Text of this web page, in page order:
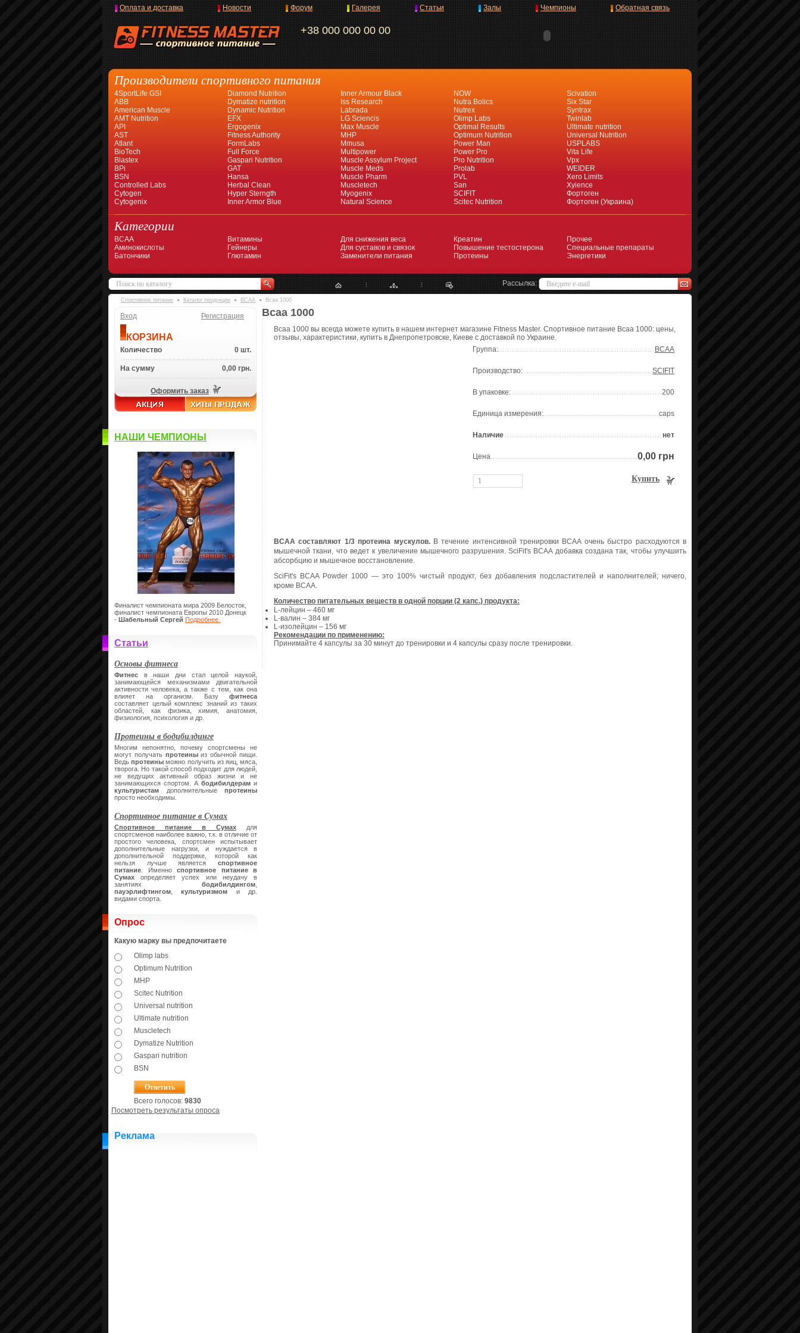
+38 000 000 00 00
Оплата и доставка Новости Форум Галерея Статьи Залы Чемпионы Обратная связь
Производители спортивного питания
4SportLife GSI
ABB
American Muscle
AMT Nutrition
API
AST
Atlant
BioTech
Blastex
BPi
BSN
Controlled Labs
Cytogen
Cytogenix
Diamond Nutrition
Dymatize nutrition
Dynamic Nutrition
EFX
Ergogenix
Fitness Authority
FormLabs
Full Force
Gaspari Nutrition
GAT
Hansa
Herbal Clean
Hyper Sterngth
Inner Armor Blue
Inner Armour Black
Iss Research
Labrada
LG Sciencis
Max Muscle
MHP
Mmusa
Multipower
Muscle Assylum Project
Muscle Meds
Muscle Pharm
Muscletech
Myogenix
Natural Science
NOW
Nutra Bolics
Nutrex
Olimp Labs
Optimal Results
Optimum Nutrition
Power Man
Power Pro
Pro Nutrition
Prolab
PVL
San
SCIFIT
Scitec Nutrition
Scivation
Six Star
Syntrax
Twinlab
Ultimate nutrition
Universal Nutrition
USPLABS
Vita Life
Vpx
WEIDER
Xero Limits
Xyience
Фортоген
Фортоген (Украина)
Категории
BCAA
Аминокислоты
Батончики
Витамины
Гейнеры
Глютамин
Для снижения веса
Для суставов и связок
Заменители питания
Креатин
Повышение тестостерона
Протеины
Прочее
Специальные препараты
Энергетики
Рассылка:
Спортивное питание Каталог продукции BCAA Bcaa 1000
Вход Регистрация
КОРЗИНА
Количество 0 шт.
На сумму 0,00 грн.
Оформить заказ
НАШИ ЧЕМПИОНЫ
Финалист чемпионата мира 2009 Белосток,
финалист чемпионата Европы 2010 Донецк
- Шабельный Сергей Подробнее.
Статьи
Основы фитнеса
Фитнес в наши дни стал целой наукой,
занимающейся механизмами двигательной
активности человека, а также с тем, как она
влияет на организм. Базу фитнеса
составляет целый комплекс знаний из таких
областей, как физика, химия, анатомия,
физиология, психология и др.
Протеины в бодибилдинге
Многим непонятно, почему спортсмены не
могут получать протеиныиз обычной пищи.
Ведьпротеины можно получить из яиц, мяса,
творога. Но такой способ подходит для людей,
не ведущих активный образ жизни и не
занимающихся спортом. А бодибилдерам и
культуристам дополнительные протеины
просто необходимы.
Спортивное питание в Сумах
Спортивное питание в Сумах для
спортсменов наиболее важно, т.к. в отличие от
простого человека, спортсмен испытывает
дополнительные нагрузки, и нуждается в
дополнительной поддержке, которой как
нельзя лучше является спортивное
питание . Именно спортивное питание в
Сумах определяет успех или неудачу в
занятиях бодибилдингом
пауэрлифтингом ,культуризмом и др.
видами спорта.
Опрос
Какую марку вы предпочитаете
Olimp labs
Optimum Nutrition
MHP
Scitec Nutrition
Universal nutrition
Ultimate nutrition
Muscletech
Dymatize Nutrition
Gaspari nutrition
BSN
Всего голосов: 9830
Посмотреть результаты опроса
Реклама
Bcaa 1000
Bcaa 1000 вы всегда можете купить в нашем интернет магазине Fitness Master. Спортивное питание Bcaa 1000: цены,
отзывы, характеристики, купить в Днепропетровске, Киеве с доставкой по Украине.
Группа:
BCAA
Производство: SCIFIT
В упаковке: 200
Единица измерения: caps
Наличие нет
Цена 0,00 грн
Купить
BCAA составляют 1/3 протеина мускулов.В течение интенсивной тренировки BCAA очень быстро расходуются в
мышечной ткани, что ведет к увеличение мышечного разрушения. SciFit's BCAA добавка создана так, чтобы улучшить
абсорбцию и мышечное восстановление.
SciFit's BCAA Powder 1000 — это 100% чистый продукт, без добавления подсластителей и наполнителей; ничего,
кроме BCAA.
Количество питательных веществ в одной порции (2 капс.) продукта:
L-лейцин – 460 мг
L-валин – 384 мг
L-изолейцин – 156 мг
Рекомендации по применению:
Принимайте 4 капсулы за 30 минут до тренировки и 4 капсулы сразу после тренировки.